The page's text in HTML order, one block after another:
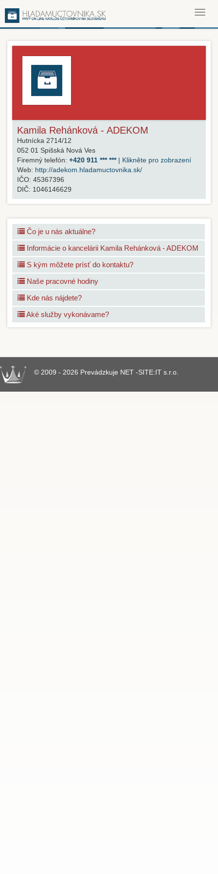
Kamila Rehánková - ADEKOM
Hutnícka 2714/12
052 01 Spišská Nová Ves
Firemný telefón: +420 911 *** ***| Klikněte pro zobrazení
Web: http://adekom.hladamuctovnika.sk/
IČO: 45367396
DIČ: 1046146629
Čo je u nás aktuálne?
Informácie o kancelárii Kamila Rehánková - ADEKOM
S kým môžete prísť do kontaktu?
Naše pracovné hodiny
Kde nás nájdete?
Aké služby vykonávame?
© 2009 - 2026 Prevádzkuje NET -SITE:IT s.r.o.